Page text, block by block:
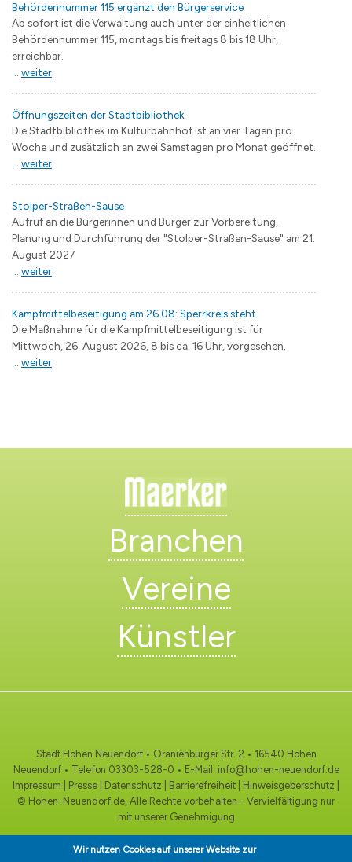
Behördennummer 115 ergänzt den Bürgerservice
Ab sofort ist die Verwaltung auch unter der einheitlichen
Behördennummer 115, montags bis freitags 8 bis 18 Uhr,
erreichbar.
... weiter
Öffnungszeiten der Stadtbibliothek
Die Stadtbibliothek im Kulturbahnhof ist an vier Tagen pro
Woche und zusätzlich an zwei Samstagen pro Monat geöffnet.
... weiter
Stolper-Straßen-Sause
Aufruf an die Bürgerinnen und Bürger zur Vorbereitung,
Planung und Durchführung der "Stolper-Straßen-Sause" am 21.
August 2027
... weiter
Kampfmittelbeseitigung am 26.08: Sperrkreis steht
Die Maßnahme für die Kampfmittelbeseitigung ist für
Mittwoch, 26. August 2026, 8 bis ca. 16 Uhr, vorgesehen.
... weiter
Branchen
Vereine
Künstler
Stadt Hohen Neuendorf • Oranienburger Str. 2 • 16540 Hohen
Neuendorf • Telefon 03303-528-0 • E-Mail: info@hohen-neuendorf.de
Impressum
Presse Datenschutz Barrierefreiheit Hinweisgeberschutz
© Hohen-Neuendorf.de, Alle Rechte vorbehalten - Vervielfältigung nur
mit unserer Genehmigung
Wir nutzen Cookies auf unserer Website zur